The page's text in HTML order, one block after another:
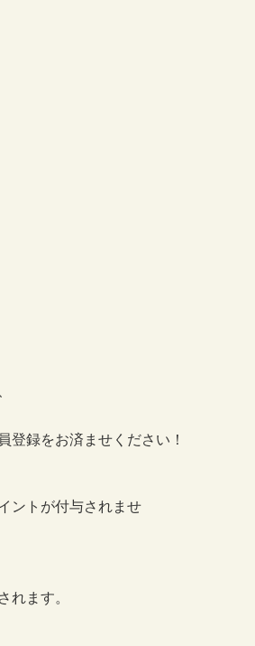
登録をお済ませください！
ントが付与されませ
ます。